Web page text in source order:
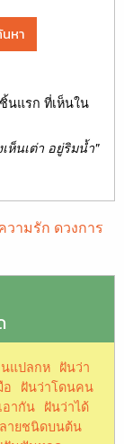
หา
นแรก ที่เห็นใน
ห็นเต่า อยู่ริมน้ำ"
ามรัก ดวงการ
แปลกห ฝันว่า
อ ฝันว่าโดนคน
อากัน ฝันว่าได้
ายชนิดบนต้น